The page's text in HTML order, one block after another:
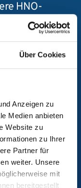
Über Cookies
Anzeigen zu
Medien anbieten
Website zu
zu Ihrer
Partner für
weiter. Unsere
mit
bereitgestellt
HNO-
Ihr Anliegen
HNO-Klinik
zeitnah darum
4 Tagen
telefonische
erforderlich